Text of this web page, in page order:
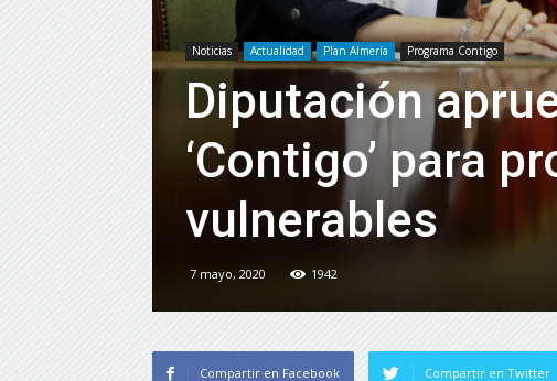
Noticias Actualidad Plan Almería Programa Contigo
Diputación
‘Contigo’ para
vulnerables
7 mayo, 2020 1942
Compartir en Facebook Compartir en Twitter